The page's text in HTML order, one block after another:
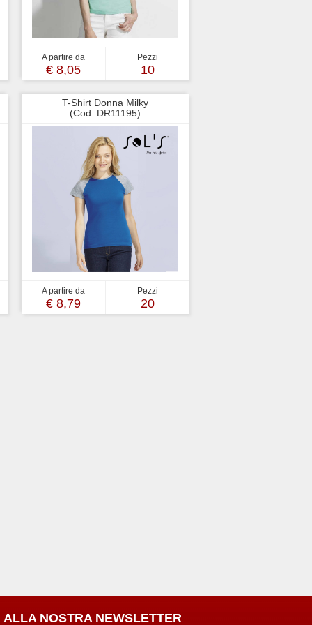
A partire da
€ 8,05
Pezzi
10
T-Shirt Donna Milky
(Cod. DR11195)
A partire da
€ 8,79
Pezzi
20
ALLA NOSTRA NEWSLETTER